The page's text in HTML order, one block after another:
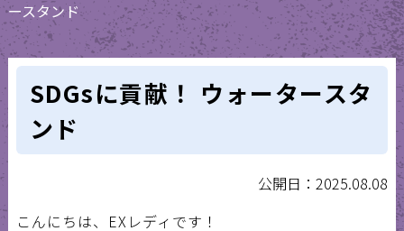
ースタンド
SDGsに貢献！ ウォータースタ
ンド
公開日：2025.08.08
こんにちは、EXレディです！